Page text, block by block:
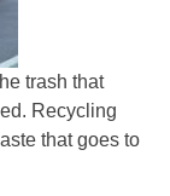
trash that
Recycling
that goes to